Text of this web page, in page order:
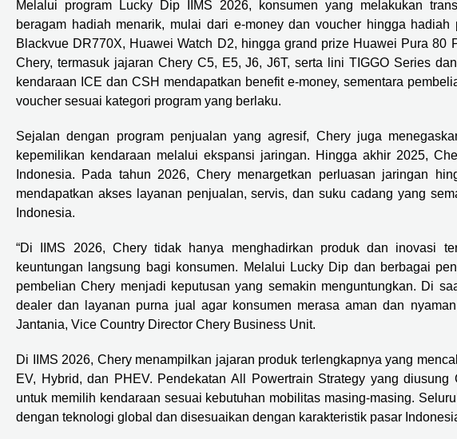
Melalui program Lucky Dip IIMS 2026, konsumen yang melakukan
beragam hadiah menarik, mulai dari e-money dan voucher hingga
Blackvue DR770X, Huawei Watch D2, hingga grand prize Huawei Pura 80
Chery, termasuk jajaran Chery C5, E5, J6, J6T, serta lini TIGGO Series
kendaraan ICE dan CSH mendapatkan benefit e-money, sementara
voucher sesuai kategori program yang berlaku.
Sejalan dengan program penjualan yang agresif, Chery juga
kepemilikan kendaraan melalui ekspansi jaringan. Hingga akhir 2025,
Indonesia. Pada tahun 2026, Chery menargetkan perluasan jaringan
mendapatkan akses layanan penjualan, servis, dan suku cadang yang
Indonesia.
“Di IIMS 2026, Chery tidak hanya menghadirkan produk dan inovasi
keuntungan langsung bagi konsumen. Melalui Lucky Dip dan berbagai
pembelian Chery menjadi keputusan yang semakin menguntungkan. Di
dealer dan layanan purna jual agar konsumen merasa aman dan
Jantania, Vice Country Director Chery Business Unit.
Di IIMS 2026, Chery menampilkan jajaran produk terlengkapnya yang
EV, Hybrid, dan PHEV. Pendekatan All Powertrain Strategy yang
untuk memilih kendaraan sesuai kebutuhan mobilitas masing-masing.
dengan teknologi global dan disesuaikan dengan karakteristik pasar